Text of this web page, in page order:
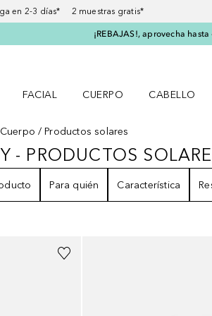
en 2-3 días* 2 muestras gratis*
¡REBAJAS!, aprovecha
FACIAL
CUERPO
CABELLO
Cuerpo Productos solares
- PRODUCTOS
- PRODUCTOS
Para quién Característica